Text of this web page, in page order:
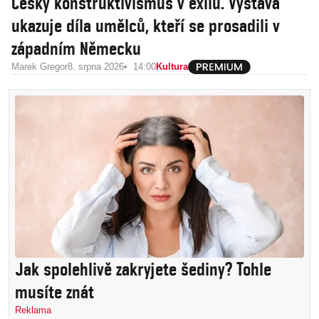
ukazuje díla umělců, kteří se prosadili v
západním Německu
Marek Gregor8. srpna 2026 14:00Kultura
Jak spolehlivě zakryjete šediny? Tohle
musíte znát
Reklama